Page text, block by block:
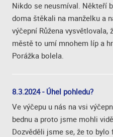
Nikdo se neusmíval. Někteří
doma štěkali na manželku a
výčepní Růžena
městě to umí mnohem líp a
Porážka bolela.
8.3.2024 - Úhel pohledu?
Ve výčepu u nás na vsi
bednu a proto jsme mohli
Dozvěděli jsme se, že to